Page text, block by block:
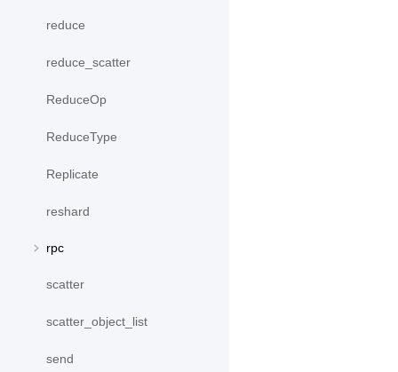
reduce
reduce_scatter
ReduceOp
ReduceType
Replicate
reshard
rpc
scatter
scatter_object_list
send